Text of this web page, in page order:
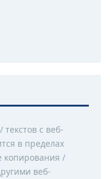
с веб-
в пределах
копирования /
веб-